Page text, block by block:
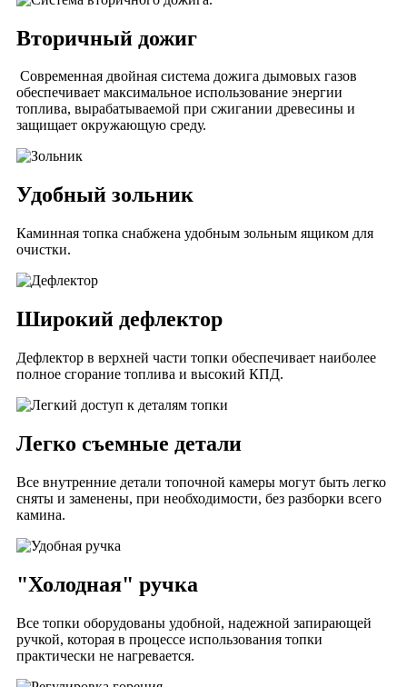
Вторичный дожиг
Современная двойная система дожига дымовых газов
обеспечивает максимальное использование энергии
топлива, вырабатываемой при сжигании древесины и
защищает окружающую среду.
Удобный зольник
Каминная топка снабжена удобным зольным ящиком для
очистки.
Широкий дефлектор
Дефлектор в верхней части топки обеспечивает наиболее
полное сгорание топлива и высокий КПД.
Легко съемные детали
Все внутренние детали топочной камеры могут быть легко
сняты и заменены, при необходимости, без разборки всего
камина.
"Холодная" ручка
Все топки оборудованы удобной, надежной запирающей
ручкой, которая в процессе использования топки
практически не нагревается.